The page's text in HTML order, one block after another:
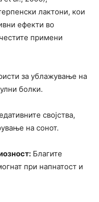
лактони, кои
ефекти во
примени
за ублажување на
болки.
својства,
на сонот.
Благите
при напнатост и